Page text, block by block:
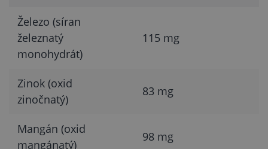
Železo (síran
železnatý
monohydrát)
115 mg
Zinok (oxid
zinočnatý)
83 mg
Mangán (oxid
mangánatý)
98 mg